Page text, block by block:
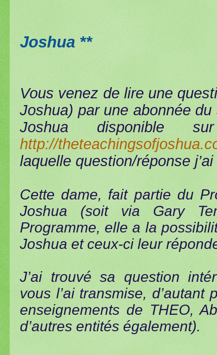
Joshua **
Vous venez de lire une
Joshua) par une abonnée
Joshua disponible
http://
laquelle question/réponse
Cette dame, fait partie du
Joshua (soit via Gary
Programme, elle a la
Joshua et ceux-ci leur
J’ai trouvé sa question
vous l’ai transmise,
enseignements de THEO,
d’autres entités également).